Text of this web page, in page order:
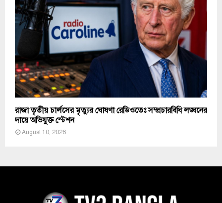
রাজা তৃতীয় চার্লসের মৃত্যুর ঘোষণা রেডিওতেঃ সম্প্রচারবিধি লঙ্ঘনের
দায়ে অভিযুক্ত স্টেশন
August 10, 2026